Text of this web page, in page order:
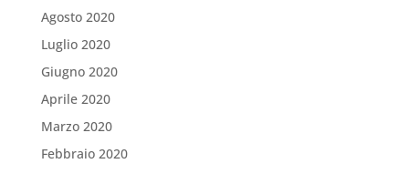
Agosto 2020
Luglio 2020
Giugno 2020
Aprile 2020
Marzo 2020
Febbraio 2020